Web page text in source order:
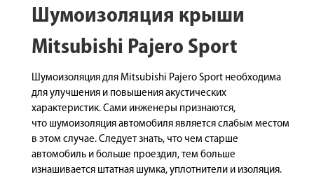
Шумоизоляция крыши
Mitsubishi Pajero Sport
Шумоизоляция для Mitsubishi Pajero Sport необходима
для улучшения и повышения акустических
характеристик. Сами инженеры признаются,
что шумоизоляция автомобиля является слабым местом
в этом случае. Следует знать, что чем старше
автомобиль и больше проездил, тем больше
изнашивается штатная шумка, уплотнители и изоляция.